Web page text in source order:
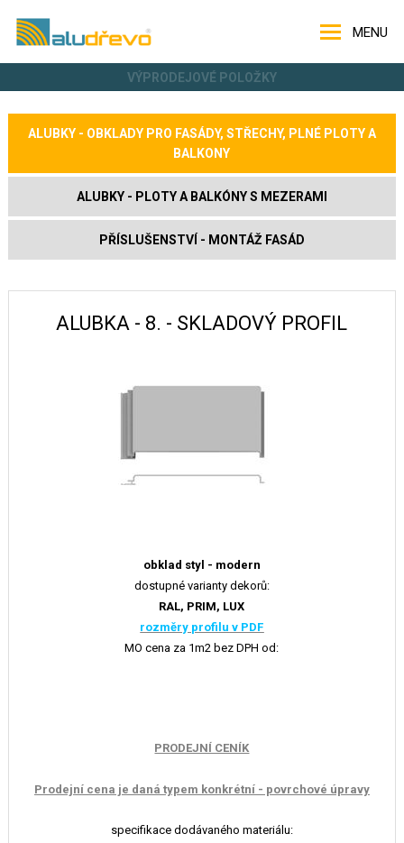
MENU
VÝPRODEJOVÉ POLOŽKY
ALUBKY - OBKLADY PRO FASÁDY, STŘECHY, PLNÉ PLOTY A
BALKONY
ALUBKY - PLOTY A BALKÓNY S MEZERAMI
PŘÍSLUŠENSTVÍ - MONTÁŽ FASÁD
ALUBKA - 8. - SKLADOVÝ PROFIL
obklad styl - modern
dostupné varianty dekorů:
RAL, PRIM, LUX
rozměry profilu v PDF
MO cena za 1m2 bez DPH od:
PRODEJNÍ CENÍK
Prodejní cena je daná typem konkrétní - povrchové úpravy
specifikace dodávaného materiálu: